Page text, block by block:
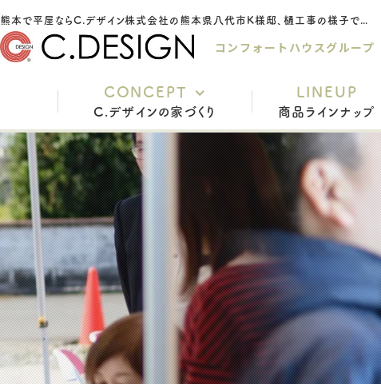
熊本で平屋ならC.デザイン株式会社の熊本県八代市K様邸、樋工事の様子です。をご紹介
コンフォートハウスグループ
CONCEPT
C.デザインの家づくり
充実の標準仕様
安心の保証
家づくりの流れ
インテリアスタイル
よくあるご質問
スタッフ紹介
LINEUP
商品ラインナップ